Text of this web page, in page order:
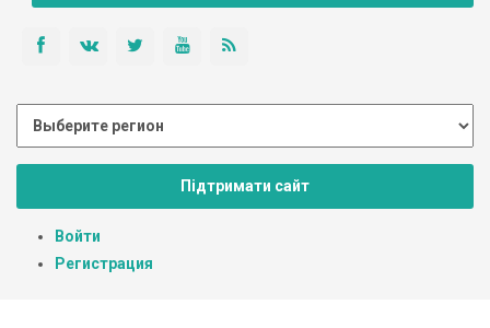
Підтримати сайт
Войти
Регистрация